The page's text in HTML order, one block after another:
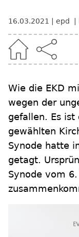
16.03.2021 epd
Wie die EKD
wegen der
gefallen. Es ist
gewählten
Synode hatte
getagt.
Synode vom